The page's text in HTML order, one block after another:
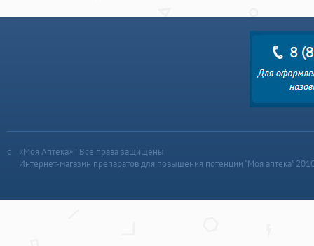
«Моя Аптека» | Все права защищены
Интернет-магазин препаратов для повышения потенции “Моя аптека”